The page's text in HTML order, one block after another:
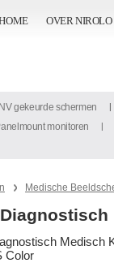
OVER NIROLO
gekeurde schermen
monitoren
Medische
Medisch
Color